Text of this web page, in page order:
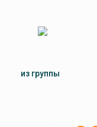
из группы